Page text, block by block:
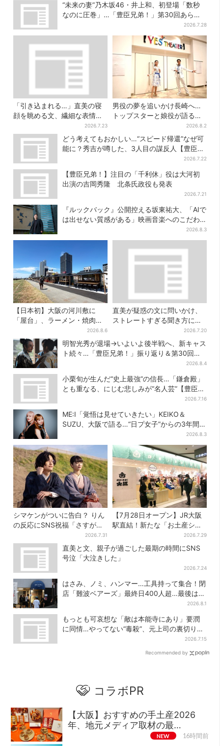
“未来の妻”乃木坂46・井上和、初登場「数秒
なのに圧巻」…「豊臣兄弟！」第30回あらす
2026.7.28
「引き込まれる…」直美の寝
顔を眺める文、繊細な表情を
見せる内田滋の演技に称賛相
次ぐ
2026.7.23
男役の夢を追いかけ長崎へ…
トップスターと娘役が語る
「ハウステンボス歌劇団」と
は？大阪で初公演開催
2026.8.2
どう考えてもおかしい…“スピード帰還”なぜ可
能に？秀吉が噂した、3人目の謀反人【豊臣兄
2026.7.22
【豊臣兄弟！】注目の「千利休」役は大河初
出演の吉岡秀隆 北条氏政役も発表
2026.7.21
『ルックバック』公開控える坂東祐大、「AIで
は出せない質感がある」映画音楽へのこだわ
2026.8.3
【日本初】大阪の河川敷に
「屋台」、ラーメン・焼肉・
しゃぶしゃぶ・カフェまで…
22店舗がオープン
2026.8.6
直美が疑惑の文に問いかけ、
ストレートすぎる聞き方に視
聴者驚き「ド直球で訊いちゃ
うんだ」
2026.7.20
明智光秀が退場→いよいよ後半戦へ、新キャス
ト続々…「豊臣兄弟！」振り返り＆第30回あ
2026.8.4
小栗旬が生んだ“史上最強”の信長…「鎌倉殿」
とも重なる、にじむ悲しみが“名人芸”【豊臣兄
2026.7.16
ME:I「覚悟は見せていきたい」KEIKO＆
SUZU、大阪で語る…“日プ女子”からの3年間
2026.8.3
シマケンがついに告白？ りん
の反応にSNS祝福「さすがに
2026.7.31
【7月28日オープン】JR大阪
駅直結！新たな「お土産ショ
ップ」、銘菓バラ売りで地元
民の“おやつ調達”にも
2026.7.29
直美と文、親子が過ごした最期の時間にSNS
号泣「大泣きした」
2026.7.24
はさみ、ノミ、ハンマー…工具持って集合！閉
店「難波ベアーズ」最終日400人超…最後は
2026.8.1
もっとも可哀想な「敵は本能寺にあり」要潤
に同情…やってない“毒殺”、元上司の裏切り
2026.7.15
Recommended by
コラボPR
【大阪】おすすめの手土産2026
年、地元メディア取材の最…
NEW 16時間前